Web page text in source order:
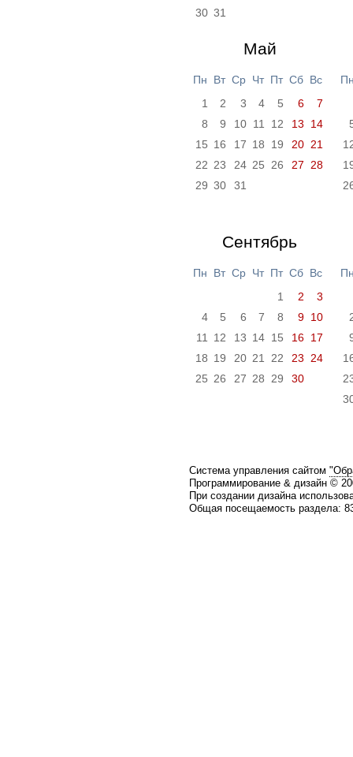
30 31
Май
Пн Вт Ср Чт Пт Сб Вс
1
2 3 4 5 6
7
8
9 10 11 12 13
14
15 16 17 18 19 20 21
22 23 24 25 26 27
28
29 30 31
Сентябрь
Пн Вт Ср Чт Пт Сб Вс
1
2
3
4
5 6 7 8 9 10
11
12 13 14 15 16 17
18 19 20 21 22 23
24
25 26 27 28 29 30
Система управления сайтом
Программирование & дизайн ©
При создании дизайна
Общая посещаемость раздела: